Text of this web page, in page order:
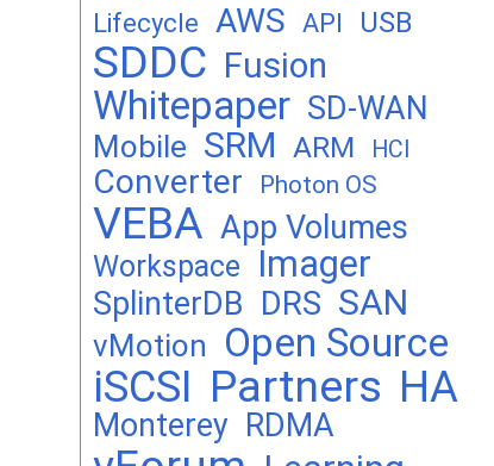
Lifecycle AWS API USB
SDDC Fusion
Whitepaper SD-WAN
Mobile SRM ARM HCI
Converter Photon OS
VEBA App Volumes
Workspace Imager
SplinterDB DRS SAN
vMotion Open Source
iSCSI Partners HA
Monterey RDMA